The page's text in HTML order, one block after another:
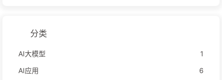
分类
AI大模型
1
AI应用
6